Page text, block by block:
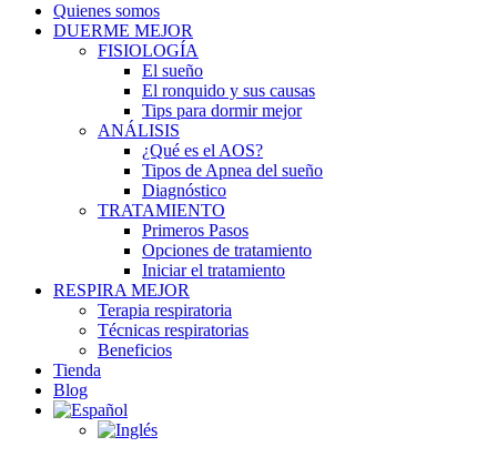
Quienes somos
DUERME MEJOR
FISIOLOGÍA
El sueño
El ronquido y sus causas
Tips para dormir mejor
ANÁLISIS
¿Qué es el AOS?
Tipos de Apnea del sueño
Diagnóstico
TRATAMIENTO
Primeros Pasos
Opciones de tratamiento
Iniciar el tratamiento
RESPIRA MEJOR
Terapia respiratoria
Técnicas respiratorias
Beneficios
Tienda
Blog